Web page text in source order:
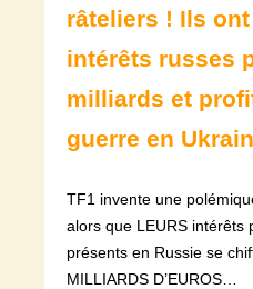
râteliers ! Ils
intérêts russes
milliards et
guerre en
TF1 invente une
alors que LEURS intérêts
présents en Russie se
MILLIARDS D’EUROS…